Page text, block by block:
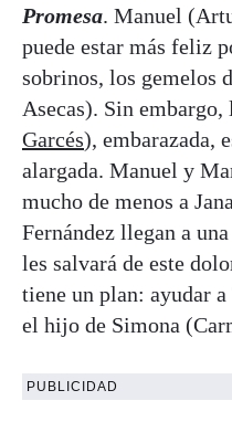
Promesa. Manuel
puede estar más feliz
sobrinos, los gemelos
Asecas). Sin embargo,
Garcés), embarazada,
alargada. Manuel y
mucho de menos a
Fernández llegan a
les salvará de este
tiene un plan: ayudar
el hijo de Simona
PUBLICIDAD